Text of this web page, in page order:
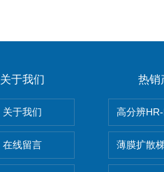
关于我们
关于我们
在线留言
热销
高分辨
薄膜扩散